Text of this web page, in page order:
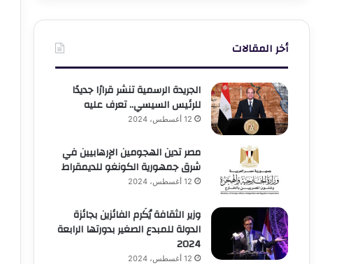
أخر المقالات
الجريدة الرسمية تنشر قرارًا جديدًا
للرئيس السيسي.. تعرف عليه
12 أغسطس، 2024
مصر تدين الهجومين الإرهابيين في
شرق جمهورية الكونغو للديمقراط
12 أغسطس، 2024
وزير الثقافة يُكَرم الفائزين بجائزة
الدولة للمبدع الصغير بدورتها الرابعة
2024
12 أغسطس، 2024